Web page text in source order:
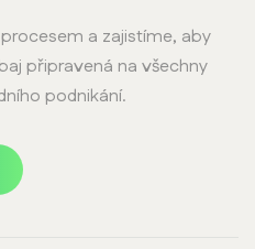
a zajistíme, aby
připravená na všechny
podnikání.